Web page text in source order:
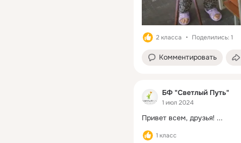
2 класса Поделились: 1
Комментировать
БФ "Светлый Путь"
1 июл 2024
Привет всем, друзья! ...
1 класс